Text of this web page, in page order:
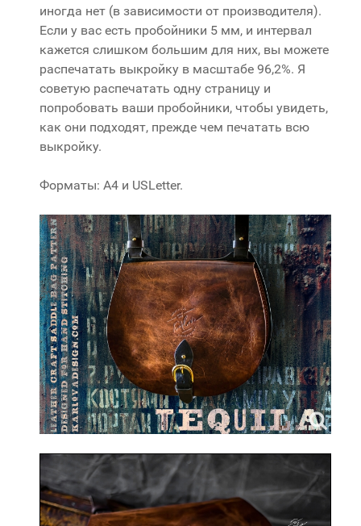
иногда нет (в зависимости от производителя).
Если у вас есть пробойники 5 мм, и интервал
кажется слишком большим для них, вы можете
распечатать выкройку в масштабе 96,2%. Я
советую распечатать одну страницу и
попробовать ваши пробойники, чтобы увидеть,
как они подходят, прежде чем печатать всю
выкройку.
Форматы: A4 и USLetter.